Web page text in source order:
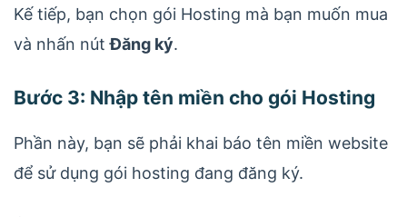
Kế tiếp, bạn chọn gói Hosting mà bạn muốn mua
và nhấn nútĐăng ký.
Bước 3: Nhập tên miền cho gói Hosting
Phần này, bạn sẽ phải khai báo tên miền website
để sử dụng gói hosting đang đăng ký.